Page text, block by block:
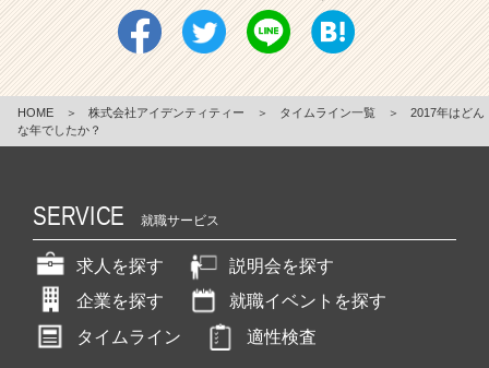
HOME ＞ 株式会社アイデンティティー ＞ タイムライン一覧 ＞
2017年はどん
な年でしたか？
SERVICE 就職サービス
求人を探す
説明会を探す
企業を探す
就職イベントを探す
タイムライン
適性検査